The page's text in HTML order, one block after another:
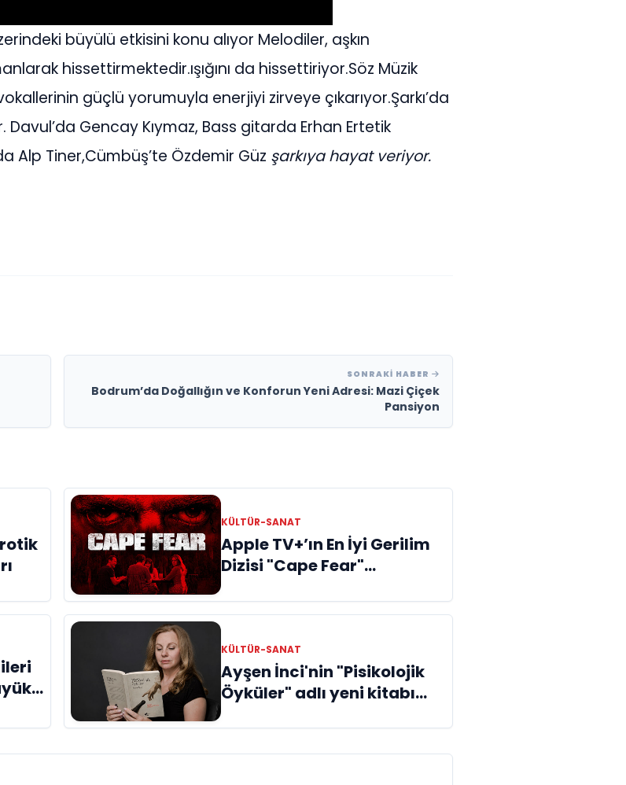
büyülü etkisini konu alıyor Melodiler, aşkın
hissettirmektedir.ışığını da hissettiriyor.Söz Müzik
güçlü yorumuyla enerjiyi zirveye çıkarıyor.Şarkı’da
Gencay Kıymaz, Bass gitarda Erhan Ertetik
Alp Tiner,Cümbüş’te Özdemir Güz şarkıya hayat veriyor.
SONRAKI HABER
Bodrum’da Doğallığın ve Konforun Yeni Adresi: Mazi Çiçek
Pansiyon
KÜLTÜR-SANAT
Apple TV+’ın En İyi Gerilim
Dizisi "Cape Fear"
İncelemes
KÜLTÜR-SANAT
Ayşen İnci'nin "Pisikolojik
Öyküler" adlı yeni kitabı
raflardaki yerini aldı